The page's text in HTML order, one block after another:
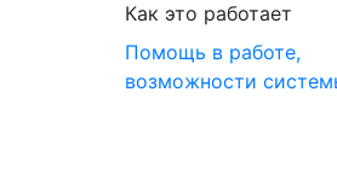
Как это работает
Помощь в работе,
возможности